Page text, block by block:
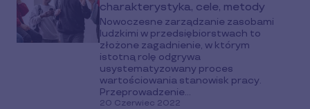
charakterystyka, cele, metody
Nowoczesne zarządzanie zasobami
ludzkimi w przedsiębiorstwach to
złożone zagadnienie, w którym
istotną rolę odgrywa
usystematyzowany proces
wartościowania stanowisk pracy.
Przeprowadzenie...
20 Czerwiec 2022